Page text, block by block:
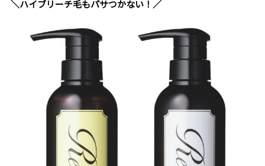
＼ハイブリーチ毛もパサつかない！／